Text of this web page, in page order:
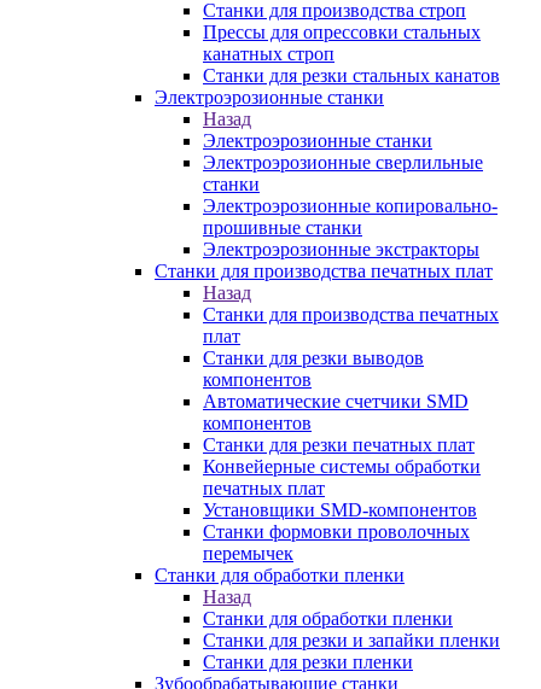
Станки для производства строп
Прессы для опрессовки стальных
канатных строп
Станки для резки стальных канатов
Электроэрозионные станки
Назад
Электроэрозионные станки
Электроэрозионные сверлильные
станки
Электроэрозионные копировально-
прошивные станки
Электроэрозионные экстракторы
Станки для производства печатных плат
Назад
Станки для производства печатных
плат
Станки для резки выводов
компонентов
Автоматические счетчики SMD
компонентов
Станки для резки печатных плат
Конвейерные системы обработки
печатных плат
Установщики SMD-компонентов
Станки формовки проволочных
перемычек
Станки для обработки пленки
Назад
Станки для обработки пленки
Станки для резки и запайки пленки
Станки для резки пленки
Зубообрабатывающие станки